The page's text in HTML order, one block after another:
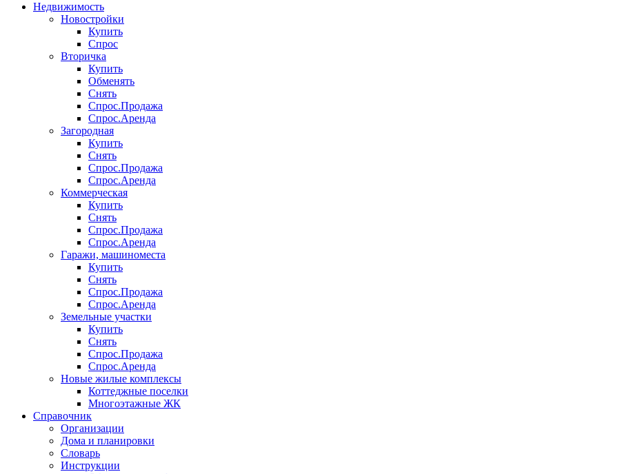
Недвижимость
Новостройки
Купить
Спрос
Вторичка
Купить
Обменять
Снять
Спрос.Продажа
Спрос.Аренда
Загородная
Купить
Снять
Спрос.Продажа
Спрос.Аренда
Коммерческая
Купить
Снять
Спрос.Продажа
Спрос.Аренда
Гаражи, машиноместа
Купить
Снять
Спрос.Продажа
Спрос.Аренда
Земельные участки
Купить
Снять
Спрос.Продажа
Спрос.Аренда
Новые жилые комплексы
Коттеджные поселки
Многоэтажные ЖК
Справочник
Организации
Дома и планировки
Словарь
Инструкции